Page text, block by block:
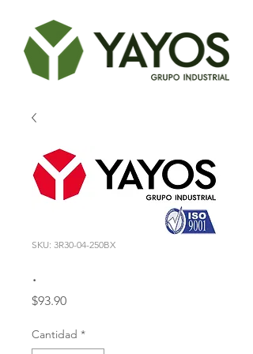
SKU: 3R30-04-250BX
.
$93.90Precio
Cantidad *